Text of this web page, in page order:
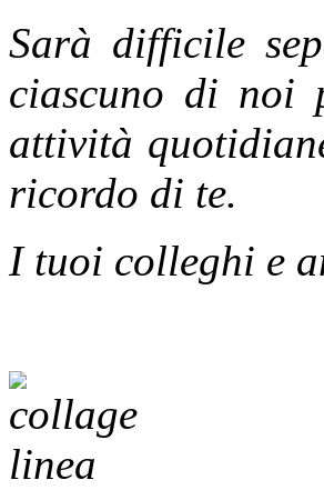
Sarà difficile
ciascuno di noi
attività
ricordo di te.
I tuoi colleghi e